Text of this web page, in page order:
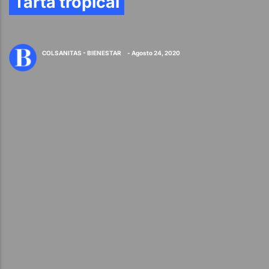
COLSANITAS - BIENESTAR - Agosto 24, 2020